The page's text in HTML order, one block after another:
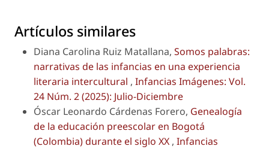
Artículos similares
Diana Carolina Ruiz Matallana, Somos palabras:
narrativas de las infancias en una experiencia
literaria intercultural , Infancias Imágenes: Vol.
24 Núm. 2 (2025): Julio-Diciembre
Óscar Leonardo Cárdenas Forero, Genealogía
de la educación preescolar en Bogotá
(Colombia) durante el siglo XX , Infancias